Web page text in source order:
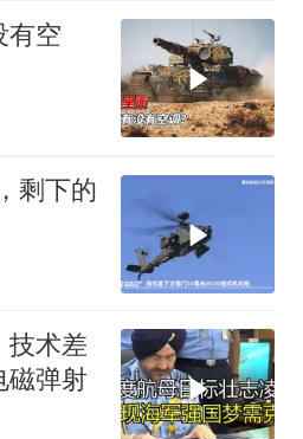
有空
剩下的
技术差
磁弹射